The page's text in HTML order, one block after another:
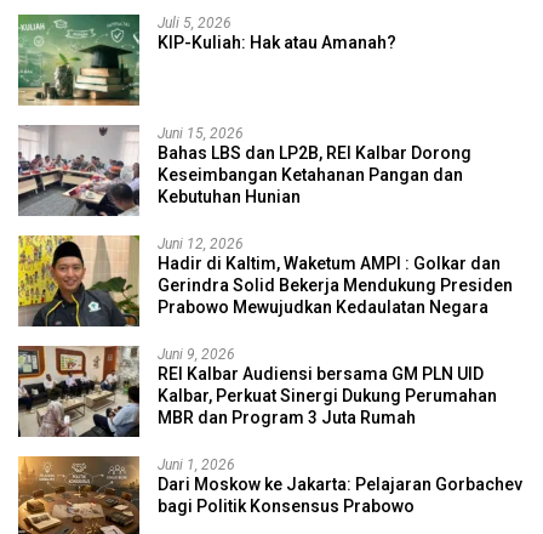
Juli 5, 2026
KIP-Kuliah: Hak atau Amanah?
Juni 15, 2026
Bahas LBS dan LP2B, REI Kalbar Dorong
Keseimbangan Ketahanan Pangan dan
Kebutuhan Hunian
Juni 12, 2026
Hadir di Kaltim, Waketum AMPI : Golkar dan
Gerindra Solid Bekerja Mendukung Presiden
Prabowo Mewujudkan Kedaulatan Negara
Juni 9, 2026
REI Kalbar Audiensi bersama GM PLN UID
Kalbar, Perkuat Sinergi Dukung Perumahan
MBR dan Program 3 Juta Rumah
Juni 1, 2026
Dari Moskow ke Jakarta: Pelajaran Gorbachev
bagi Politik Konsensus Prabowo